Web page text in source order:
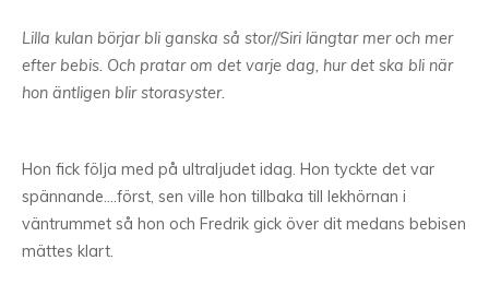
Lilla kulan börjar bli ganska så stor//Siri längtar mer och mer
efter bebis. Och pratar om det varje dag, hur det ska bli när
hon äntligen blir storasyster.
Hon fick följa med på ultraljudet idag. Hon tyckte det var
spännande….först, sen ville hon tillbaka till lekhörnan i
väntrummet så hon och Fredrik gick över dit medans bebisen
mättes klart.